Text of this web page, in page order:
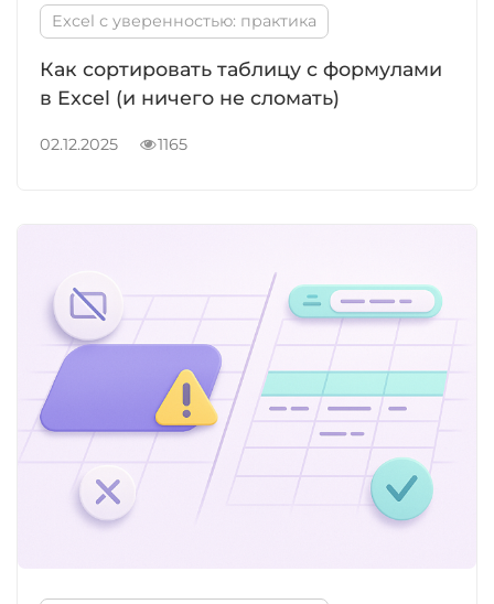
Excel с уверенностью: практика
Как сортировать таблицу с формулами
в Excel (и ничего не сломать)
02.12.2025 1165